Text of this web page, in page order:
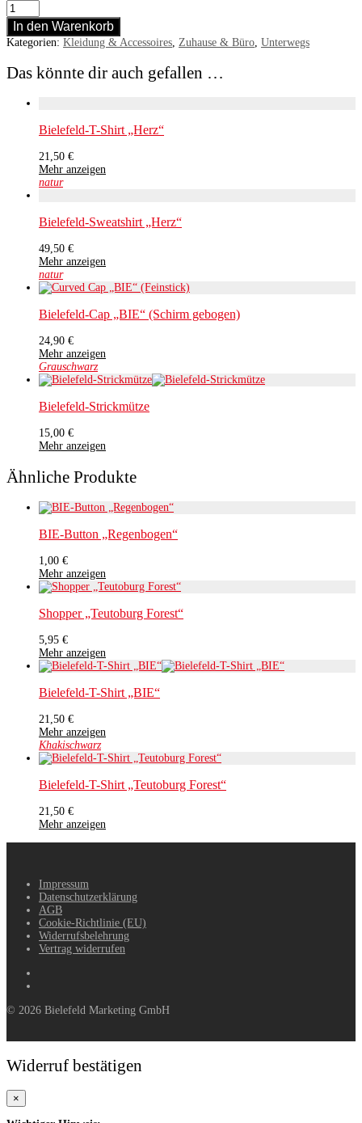
In den Warenkorb
Kategorien: Kleidung & Accessoires Zuhause & Büro Unterwegs
Das könnte dir auch gefallen …
Bielefeld-T-Shirt „Herz“
21,50 €
Mehr anzeigen
natur
Bielefeld-Sweatshirt „Herz“
49,50 €
Mehr anzeigen
natur
Bielefeld-Cap „BIE“ (Schirm gebogen)
24,90 €
Mehr anzeigen
Grauschwarz
Bielefeld-Strickmütze
15,00 €
Mehr anzeigen
Ähnliche Produkte
BIE-Button „Regenbogen“
1,00 €
Mehr anzeigen
Shopper „Teutoburg Forest“
5,95 €
Mehr anzeigen
Bielefeld-T-Shirt „BIE“
21,50 €
Mehr anzeigen
Khakischwarz
Bielefeld-T-Shirt „Teutoburg Forest“
21,50 €
Mehr anzeigen
Impressum
Datenschutzerklärung
AGB
Cookie-Richtlinie (EU)
Widerrufsbelehrung
Vertrag widerrufen
© 2026 Bielefeld Marketing GmbH
Widerruf bestätigen
×